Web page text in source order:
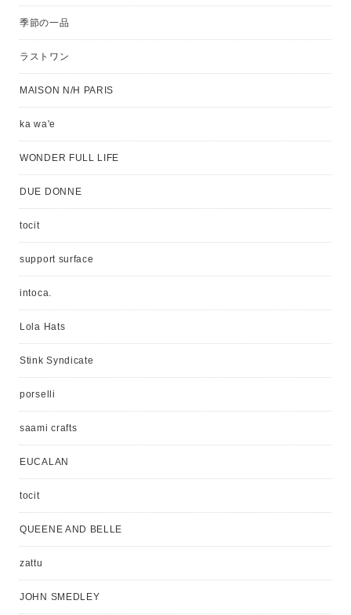
季節の一品
ラストワン
MAISON N/H PARIS
ka wa'e
WONDER FULL LIFE
DUE DONNE
tocit
support surface
intoca.
Lola Hats
Stink Syndicate
porselli
saami crafts
EUCALAN
tocit
QUEENE AND BELLE
zattu
JOHN SMEDLEY